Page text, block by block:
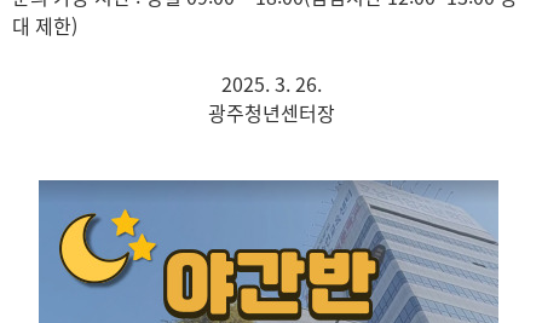
대 제한)
2025. 3. 26.
광주청년센터장